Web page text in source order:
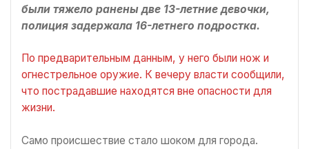
были тяжело ранены две 13-летние девочки,
полиция задержала 16-летнего подростка.
По предварительным данным, у него были нож и
огнестрельное оружие. К вечеру власти сообщили,
что пострадавшие находятся вне опасности для
жизни.
Само происшествие стало шоком для города.